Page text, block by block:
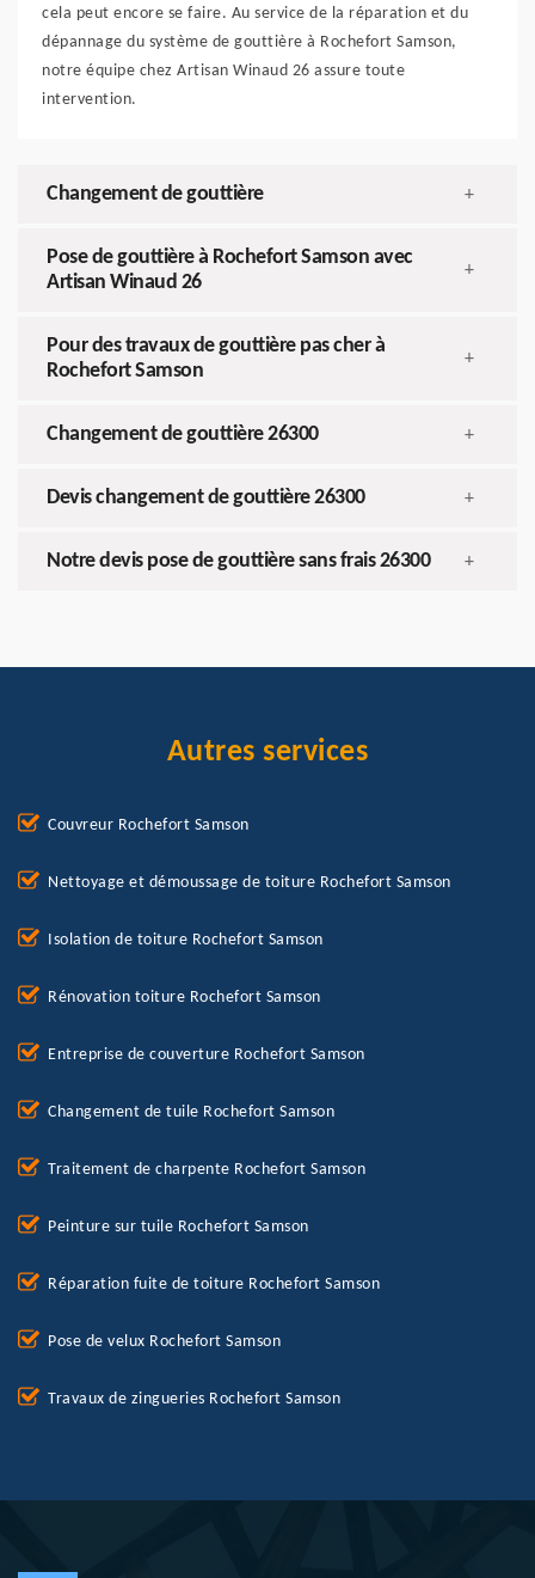
cela peut encore se faire. Au service de la réparation et du
dépannage du système de gouttière à Rochefort Samson,
notre équipe chez Artisan Winaud 26 assure toute
intervention.
Changement de gouttière +
Pose de gouttière à Rochefort Samson avec
Artisan Winaud 26
+
Pour des travaux de gouttière pas cher à
Rochefort Samson
+
Changement de gouttière 26300 +
Devis changement de gouttière 26300 +
Notre devis pose de gouttière sans frais 26300 +
Autres services
Couvreur Rochefort Samson
Nettoyage et démoussage de toiture Rochefort Samson
Isolation de toiture Rochefort Samson
Rénovation toiture Rochefort Samson
Entreprise de couverture Rochefort Samson
Changement de tuile Rochefort Samson
Traitement de charpente Rochefort Samson
Peinture sur tuile Rochefort Samson
Réparation fuite de toiture Rochefort Samson
Pose de velux Rochefort Samson
Travaux de zingueries Rochefort Samson